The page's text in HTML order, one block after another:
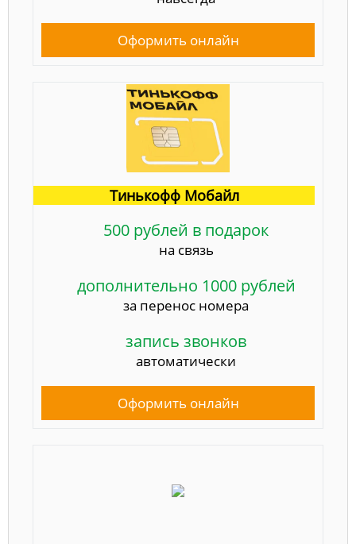
Оформить онлайн
Тинькофф Мобайл
500 рублей в подарок
на связь
дополнительно 1000 рублей
за перенос номера
запись звонков
автоматически
Оформить онлайн